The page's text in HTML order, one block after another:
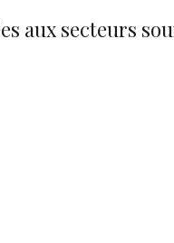
aux secteurs